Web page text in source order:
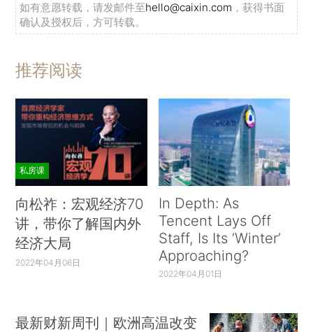
如有意愿转载，请发邮件至hello@caixin.com ，获得书面
确认及授权后，方可转载。
推荐阅读
私房课
向松祚：宏观经济70
讲，带你了解国内外
经济大局
2022年04月06日
In Depth: As
Tencent Lays Off
Staff, Is Its ‘Winter’
Approaching?
2022年04月01日
最新财新周刊｜欧洲高温改变